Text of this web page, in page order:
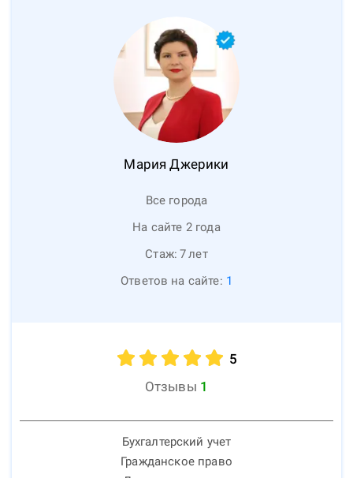
Мария Джерики
Все города
На сайте 2 года
Стаж: 7лет
Ответов на сайте: 1
5
Отзывы 1
Бухгалтерский учет
Гражданское право